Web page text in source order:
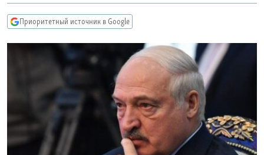
главной
навигации
Вернутся
КУЛЬТУРА
IDEL.РЕАЛИИ
КАВКАЗ.РЕАЛИИ
СЕВЕР.РЕАЛИИ
СИБИРЬ.РЕАЛИИ
РАСПИСАНИЕ ВЕЩАНИЯ
ПОДПИШИТЕСЬ НА РАССЫЛКУ
Приоритетный источник в Google